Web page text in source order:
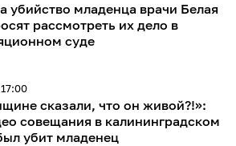
убийство младенца врачи Белая
рассмотреть их дело в
суде
сказали, что он живой?!»:
совещания в калининградском
убит младенец
17:00